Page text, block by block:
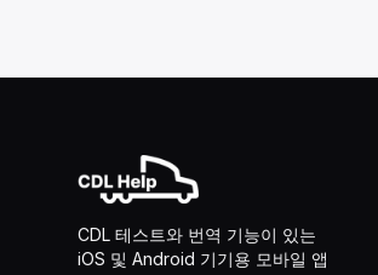
CDL 테스트와 번역 기능이 있는
iOS 및 Android 기기용 모바일 앱